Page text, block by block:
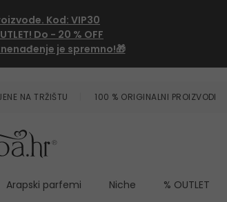
Kod:VIP30
Do - 20 % OFF
je spremno!🎁
NA TRŽIŠTU 100 % ORIGINALNI PROIZVODI
Arapski parfemi Niche % OUTLET